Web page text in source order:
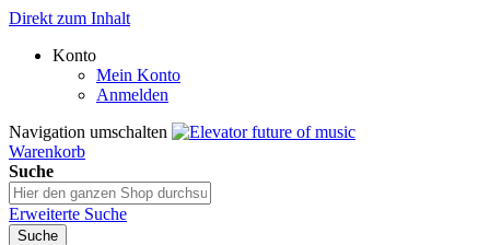
Direkt zum Inhalt
Konto
Mein Konto
Anmelden
Navigation umschalten
Warenkorb
Suche
Erweiterte Suche
Suche